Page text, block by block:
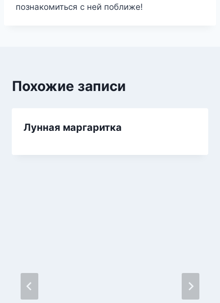
познакомиться с ней поближе!
Похожие записи
Лунная маргаритка